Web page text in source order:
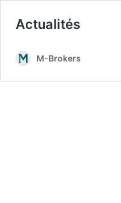
Actualités
M-Brokers